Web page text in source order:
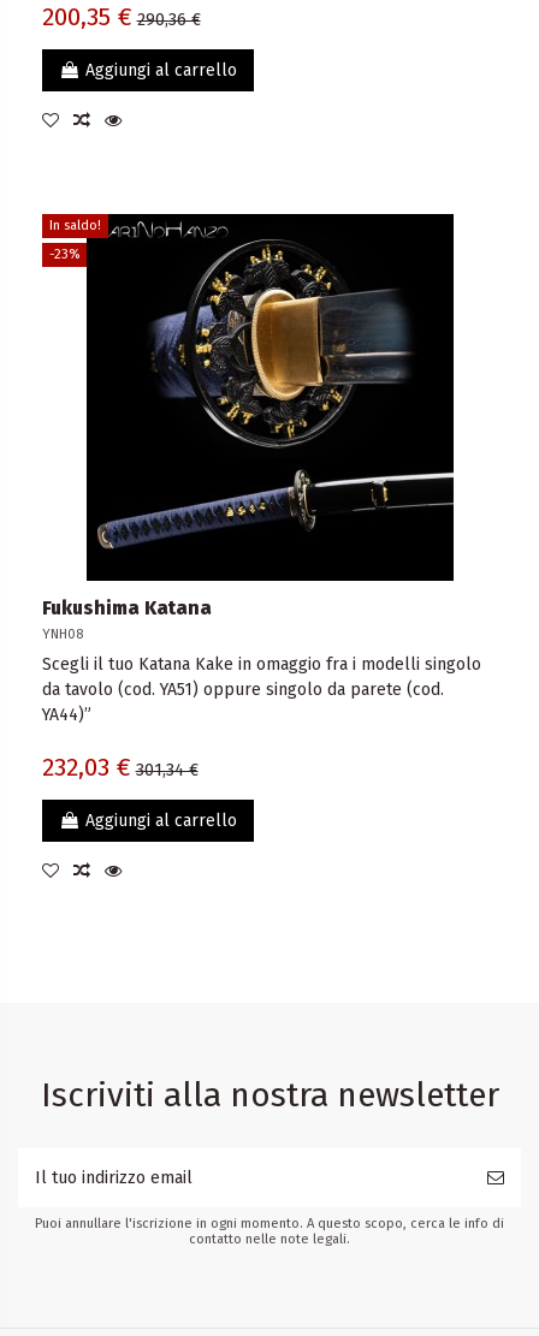
200,35 € 290,36 €
Aggiungi al carrello
In saldo!
-23%
Fukushima Katana
YNH08
Scegli il tuo Katana Kake in omaggio fra i modelli singolo
da tavolo (cod. YA51) oppure singolo da parete (cod.
YA44)”
232,03 € 301,34 €
Aggiungi al carrello
Iscriviti alla nostra newsletter
Puoi annullare l'iscrizione in ogni momento. A questo scopo, cerca le info di
contatto nelle note legali.